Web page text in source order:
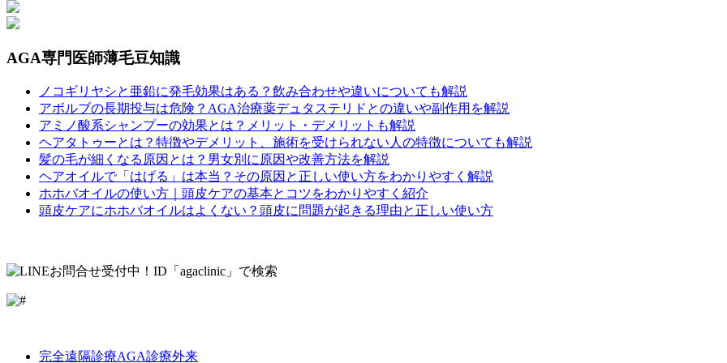
AGA専門医師薄毛豆知識
ノコギリヤシと亜鉛に発毛効果はある？飲み合わせや違いについても解説
アボルブの長期投与は危険？AGA治療薬デュタステリドとの違いや副作用を解説
アミノ酸系シャンプーの効果とは？メリット・デメリットも解説
ヘアタトゥーとは？特徴やデメリット、施術を受けられない人の特徴についても解説
髪の毛が細くなる原因とは？男女別に原因や改善方法を解説
ヘアオイルで「はげる」は本当？その原因と正しい使い方をわかりやすく解説
ホホバオイルの使い方｜頭皮ケアの基本とコツをわかりやすく紹介
頭皮ケアにホホバオイルはよくない？頭皮に問題が起きる理由と正しい使い方
完全遠隔診療AGA診療外来